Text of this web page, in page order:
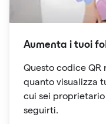
Aumenta i tuoi
Questo codice
quanto visualizza
cui sei
seguirti.